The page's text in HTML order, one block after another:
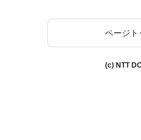
ページト
(c) NTT